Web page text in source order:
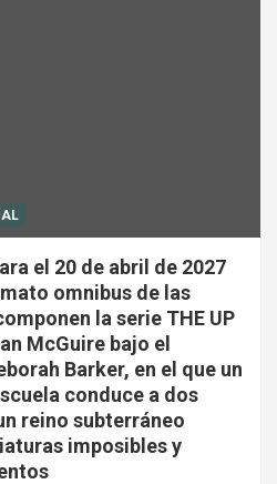
el 20 de abril de 2027
omnibus de las
la serie THE UP
McGuire bajo el
Barker, en el que un
conduce a dos
reino subterráneo
imposibles y